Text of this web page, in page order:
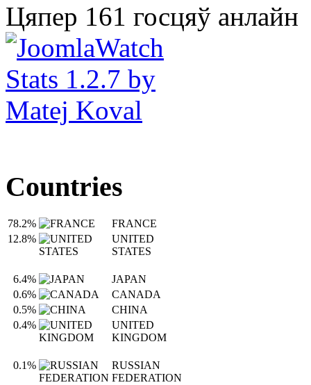
Цяпер 161 госцяў анлайн
Countries
78.2%
FRANCE
12.8%
UNITED
STATES
6.4%
JAPAN
0.6%
CANADA
0.5%
CHINA
0.4%
UNITED
KINGDOM
0.1%
RUSSIAN
FEDERATION